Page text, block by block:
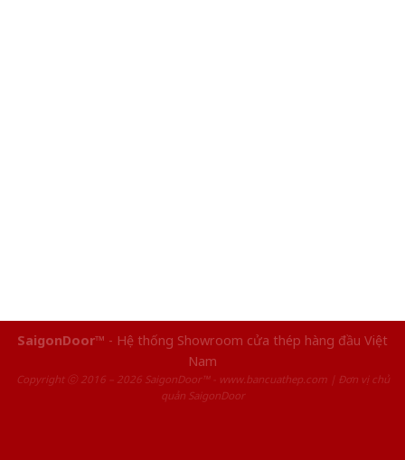
SaigonDoor™ - Hệ thống Showroom cửa thép hàng đầu Việt
Nam
Copyright ⓒ 2016 – 2026 SaigonDoor™ - www.bancuathep.com | Đơn vị chủ
quản SaigonDoor